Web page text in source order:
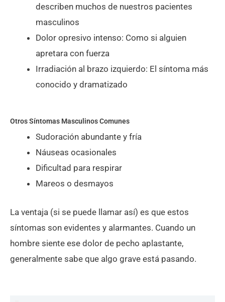
describen muchos de nuestros pacientes
masculinos
Dolor opresivo intenso: Como si alguien
apretara con fuerza
Irradiación al brazo izquierdo: El síntoma más
conocido y dramatizado
Otros Síntomas Masculinos Comunes
Sudoración abundante y fría
Náuseas ocasionales
Dificultad para respirar
Mareos o desmayos
La ventaja (si se puede llamar así) es que estos
síntomas son evidentes y alarmantes. Cuando un
hombre siente ese dolor de pecho aplastante,
generalmente sabe que algo grave está pasando.